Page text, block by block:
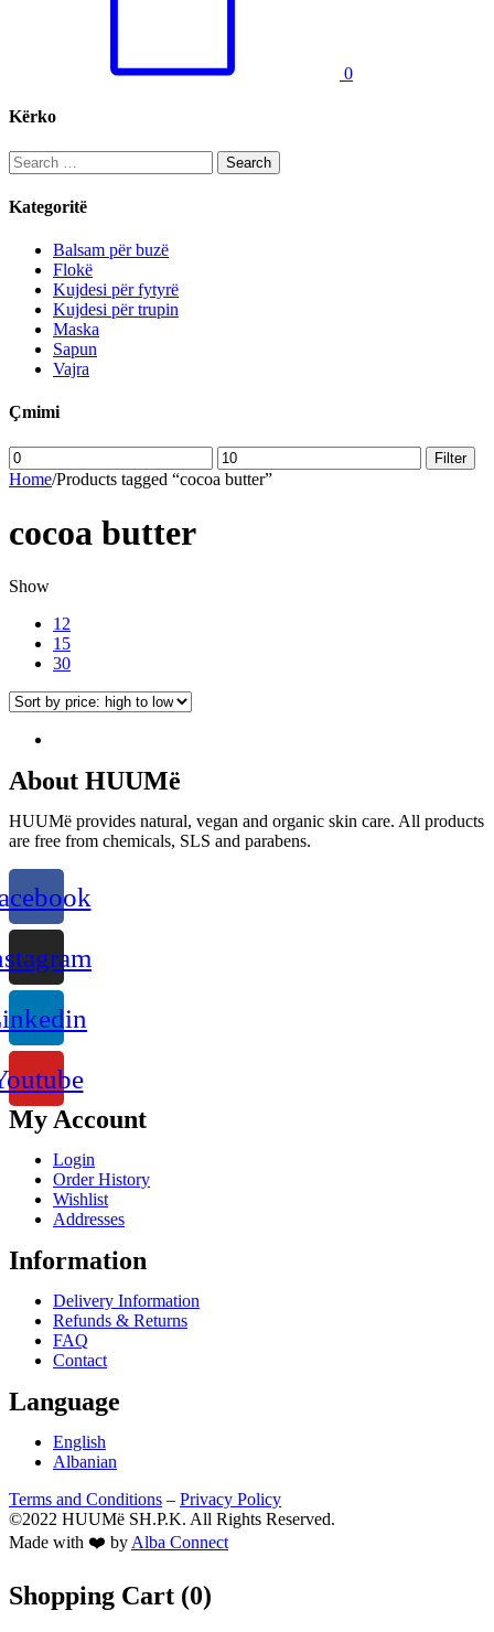
0
Kërko
Search
for:
Kategoritë
Balsam për buzë
Flokë
Kujdesi për fytyrë
Kujdesi për trupin
Maska
Sapun
Vajra
Çmimi
Min
price
Max
price
Filter
Home/Products tagged “cocoa butter”
cocoa butter
Show
12
15
30
About HUUMë
HUUMë provides natural, vegan and organic skin care. All products
are free from chemicals, SLS and parabens.
My Account
Login
Order History
Wishlist
Addresses
Information
Delivery Information
Refunds & Returns
FAQ
Contact
Language
English
Albanian
Terms and Conditions – Privacy Policy
©2022 HUUMë SH.P.K. All Rights Reserved.
Made with ❤️ byAlba Connect
Shopping Cart (0)